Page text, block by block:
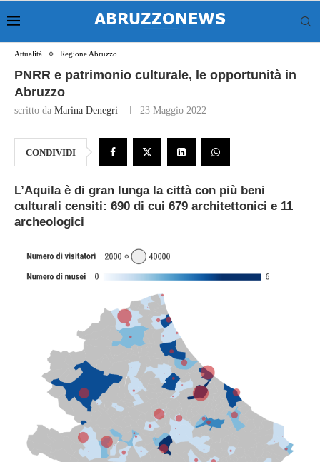
Attualità Regione Abruzzo
PNRR e patrimonio culturale, le opportunità in
Abruzzo
scritto da Marina Denegri 23 Maggio 2022
CONDIVIDI
L’Aquila è di gran lunga la città con più beni
culturali censiti: 690 di cui 679 architettonici e 11
archeologici